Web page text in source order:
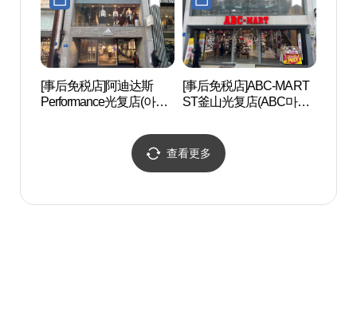
[事后免税店]阿迪达斯
Performance光复店(아디
[事后免税店]ABC-MART
ST釜山光复店(ABC마트
查看更多